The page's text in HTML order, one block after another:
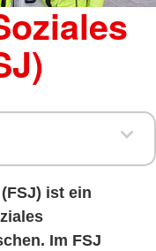
ist ein
Im FSJ